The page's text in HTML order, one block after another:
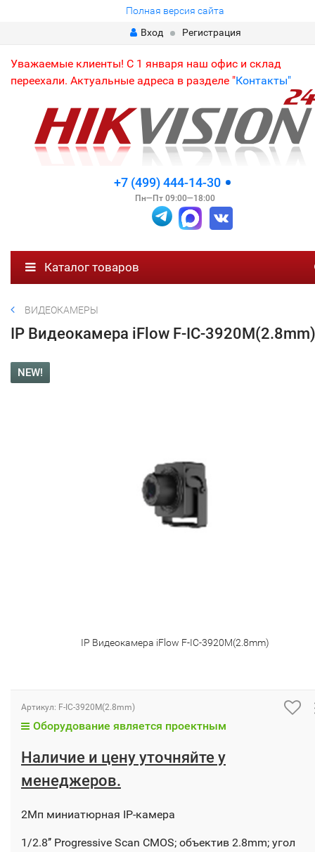
Полная версия сайта
Вход
Регистрация
Уважаемые клиенты! С 1 января наш офис и склад
переехали. Актуальные адреса в разделе "Контакты"
+7 (499) 444-14-30
Пн—Пт 09:00—18:00
Каталог товаров
ВИДЕОКАМЕРЫ
IP Видеокамера iFlow F-IC-3920M(2.8mm)
NEW!
IP Видеокамера iFlow F-IC-3920M(2.8mm)
Артикул: F-IC-3920M(2.8mm)
Оборудование является проектным
Наличие и цену уточняйте у
менеджеров.
2Мп миниатюрная IP-камера
1/2.8’’ Progressive Scan CMOS; объектив 2.8mm; угол